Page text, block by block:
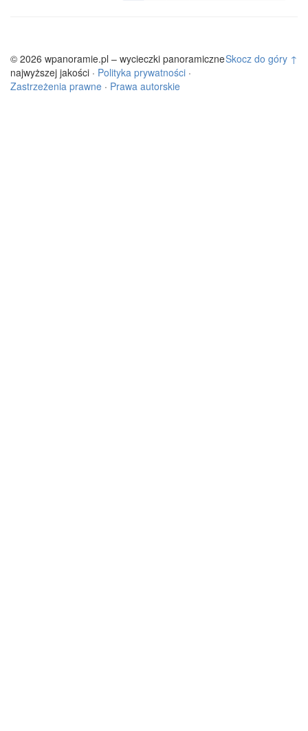
Skocz do góry ↑
© 2026 wpanoramie.pl – wycieczki panoramiczne
najwyższej jakości · Polityka prywatności ·
Zastrzeżenia prawne · Prawa autorskie